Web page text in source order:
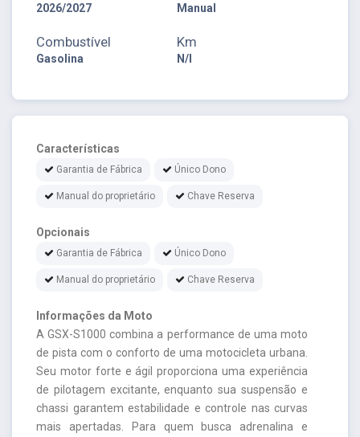
2026/2027 Manual
Combustível
Gasolina
Km
N/I
Características
Garantia de Fábrica Único Dono
Manual do proprietário Chave Reserva
Opcionais
Garantia de Fábrica Único Dono
Manual do proprietário Chave Reserva
Informações da Moto
A GSX-S1000 combina a performance de uma moto
de pista com o conforto de uma motocicleta urbana.
Seu motor forte e ágil proporciona uma experiência
de pilotagem excitante, enquanto sua suspensão e
chassi garantem estabilidade e controle nas curvas
mais apertadas. Para quem busca adrenalina e